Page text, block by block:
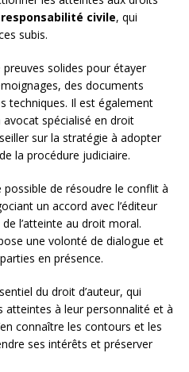
civile, qui
subis.
solides pour étayer
des documents
techniques. Il est également
spécialisé en droit
sur la stratégie à adopter
la procédure judiciaire.
de résoudre le conflit à
un accord avec l’éditeur
l’atteinte au droit moral.
une volonté de dialogue et
en présence.
du droit d’auteur, qui
atteintes à leur personnalité et à
connaître les contours et les
ses intérêts et préserver